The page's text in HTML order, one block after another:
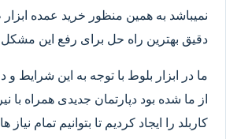
نمیباشد به همین منظور خرید عمده
دقیق بهترین راه حل برای رفع این
ما در ابزار بلوط با توجه به این شرایط
از ما شده بود دپارتمان جدیدی همراه با
کاربلد را ایجاد کردیم تا بتوانیم تمام